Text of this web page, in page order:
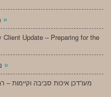
»
Update – Preparing for the
»
מעו”דכן איכות סביבה וקיימות